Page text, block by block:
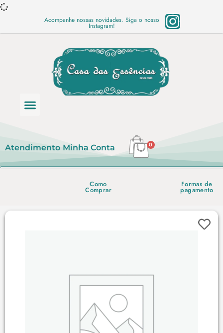
Acompanhe nossas novidades. Siga o nosso
Instagram!
Atendimento Minha Conta 0
Como
Comprar
Formas de
pagamento